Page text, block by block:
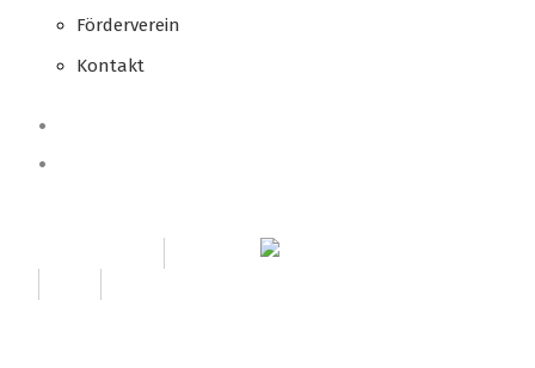
Förderverein
Kontakt